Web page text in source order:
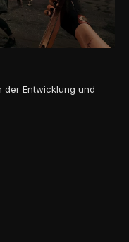
der Entwicklung und